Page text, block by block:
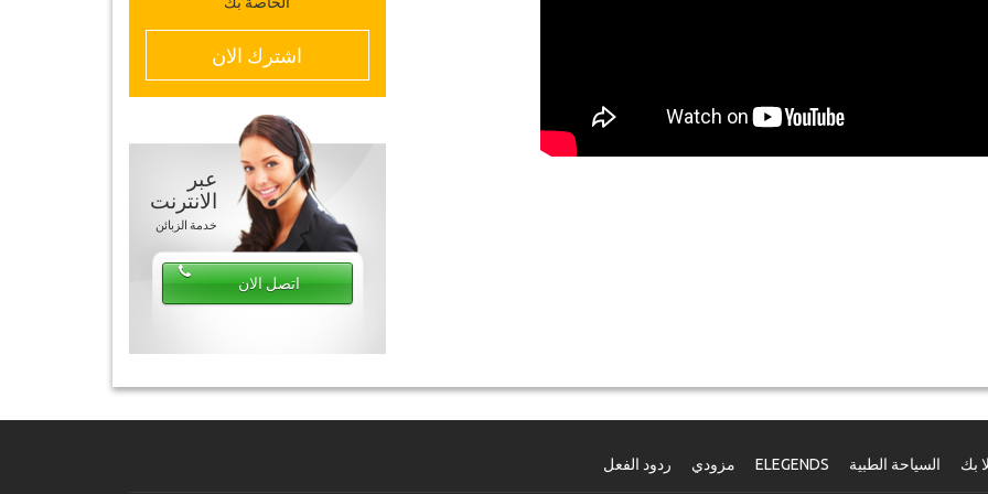
اشترك الان
عبر
الانترنت
خدمة الزبائن
اتصل الان
بك السياحة الطبية ELEGENDS مزودي ردود الفعل